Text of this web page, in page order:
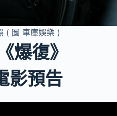
( 圖 車庫娛樂 )
爆復》
影預告